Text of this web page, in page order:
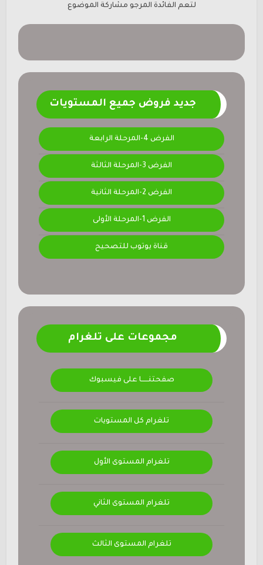
لتعم الفائدة المرجو مشاركة الموضوع
جديد فروض جميع المستويات
الفرض 4-المرحلة الرابعة
الفرض 3-المرحلة الثالثة
الفرض 2-المرحلة الثانية
الفرض 1-المرحلة الأولى
قناة يوتوب للتصحيح
مجموعات على تلغرام
صفحتنــــــا على فيسبوك
تلغرام كل المستويات
تلغرام المستوى الأول
تلغرام المستوى الثاني
تلغرام المستوى الثالث